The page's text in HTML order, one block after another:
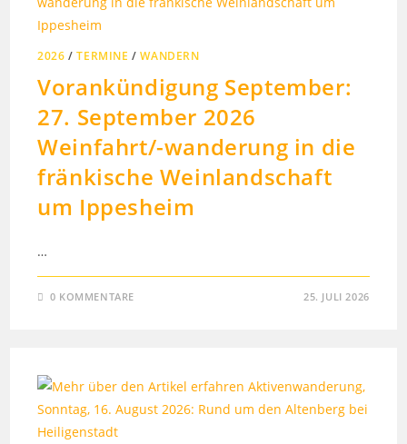
2026 /TERMINE /WANDERN
Vorankündigung September:
27. September 2026
Weinfahrt/-wanderung in die
fränkische Weinlandschaft
um Ippesheim
…
0 KOMMENTARE 25. JULI 2026